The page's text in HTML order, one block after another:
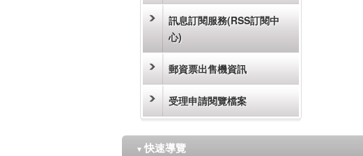
訊息訂閱服務(RSS訂閱中
心)
郵資票出售機資訊
受理申請閱覽檔案
▼ 快速導覽